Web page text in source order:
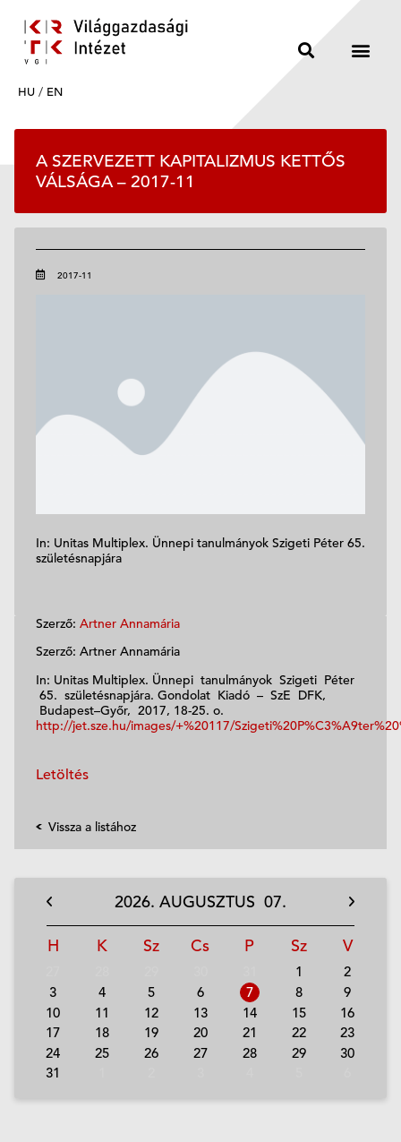
HU / EN
A SZERVEZETT KAPITALIZMUS KETTŐS
VÁLSÁGA – 2017-11
2017-11
In: Unitas Multiplex. Ünnepi tanulmányok Szigeti Péter 65.
születésnapjára
Szerző: Artner Annamária
Szerző: Artner Annamária
In: Unitas Multiplex. Ünnepi tanulmányok Szigeti Péter
65. születésnapjára. Gondolat Kiadó – SzE DFK,
Budapest–Győr, 2017, 18-25. o.
http://jet.sze.hu/images/+%20117/
Letöltés
Vissza a listához
2026. AUGUSZTUS 07.
H K Sz Cs P Sz V
1
2
3
4 5 6 7 8
9
10
11 12 13 14 15
16
17
18 19 20 21 22
23
24
25 26 27 28 29
30
31